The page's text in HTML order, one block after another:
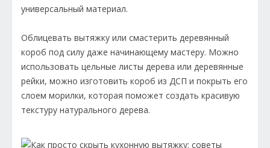
универсальный материал.
Облицевать вытяжку или смастерить деревянный
короб под силу даже начинающему мастеру. Можно
использовать цельные листы дерева или деревянные
рейки, можно изготовить короб из ДСП и покрыть его
слоем морилки, которая поможет создать красивую
текстуру натурального дерева.